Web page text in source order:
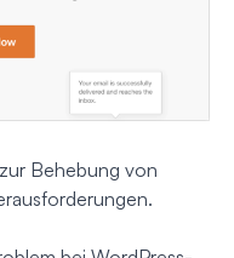
Behebung von